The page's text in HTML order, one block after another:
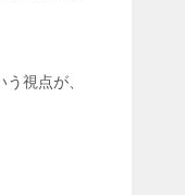
視点が、